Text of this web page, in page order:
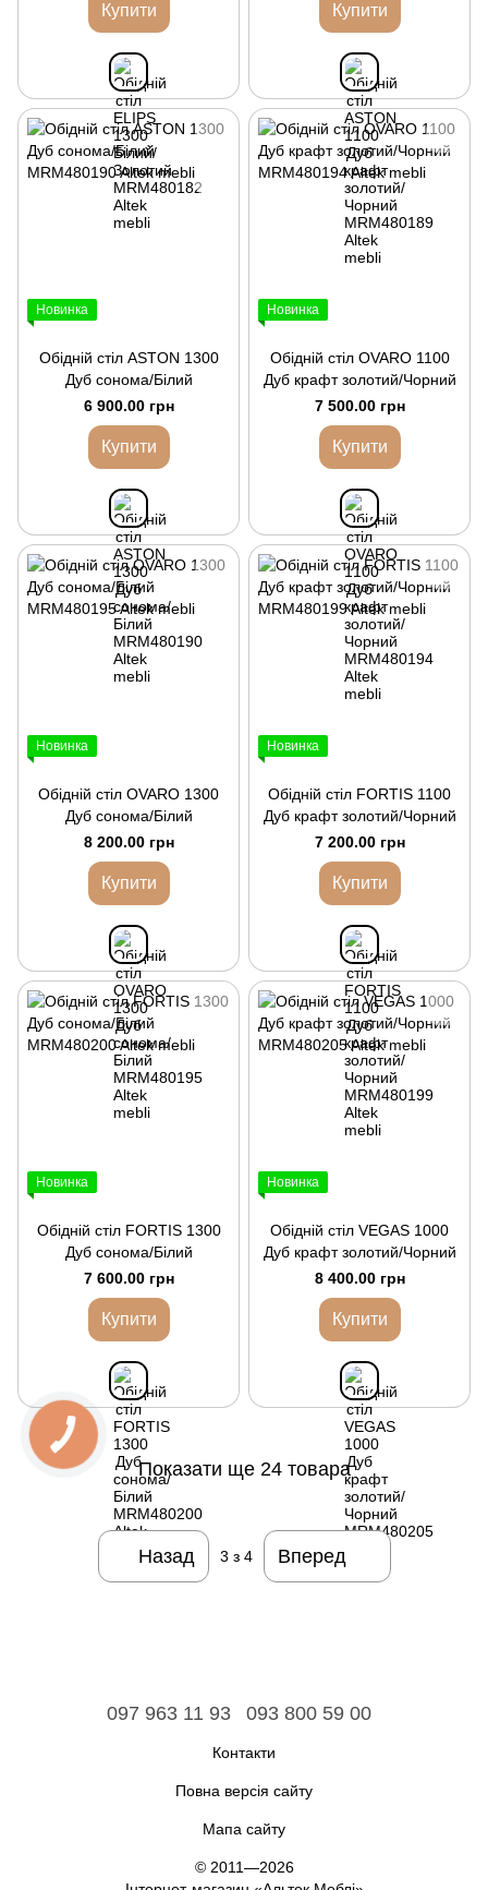
Купити Купити
Новинка
Обідній стіл ASTON 1300
Дуб сонома/Білий
6 900.00 грн
Купити
Новинка
Обідній стіл OVARO 1100
Дуб крафт золотий/Чорний
7 500.00 грн
Купити
Новинка
Обідній стіл OVARO 1300
Дуб сонома/Білий
8 200.00 грн
Купити
Новинка
Обідній стіл FORTIS 1100
Дуб крафт золотий/Чорний
7 200.00 грн
Купити
Новинка
Обідній стіл FORTIS 1300
Дуб сонома/Білий
7 600.00 грн
Купити
Новинка
Обідній стіл VEGAS 1000
Дуб крафт золотий/Чорний
8 400.00 грн
Купити
Показати ще 24 товара
Назад 3 з 4 Вперед
097 963 11 93 093 800 59 00
Контакти
Повна версія сайту
Мапа сайту
© 2011—2026